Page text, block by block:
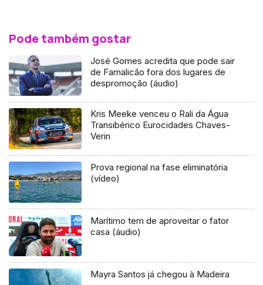
Pode também gostar
José Gomes acredita que pode sair
de Famalicão fora dos lugares de
despromoção (áudio)
Kris Meeke venceu o Rali da Água
Transibérico Eurocidades Chaves-
Verin
Prova regional na fase eliminatória
(vídeo)
Marítimo tem de aproveitar o fator
casa (áudio)
Mayra Santos já chegou à Madeira